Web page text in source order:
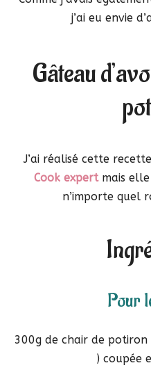
j’ai eu envie
Gâteau
J’ai réalisé cette
Cook expertmais elle
n’importe quel
Pour
300g de chair de
) coupée